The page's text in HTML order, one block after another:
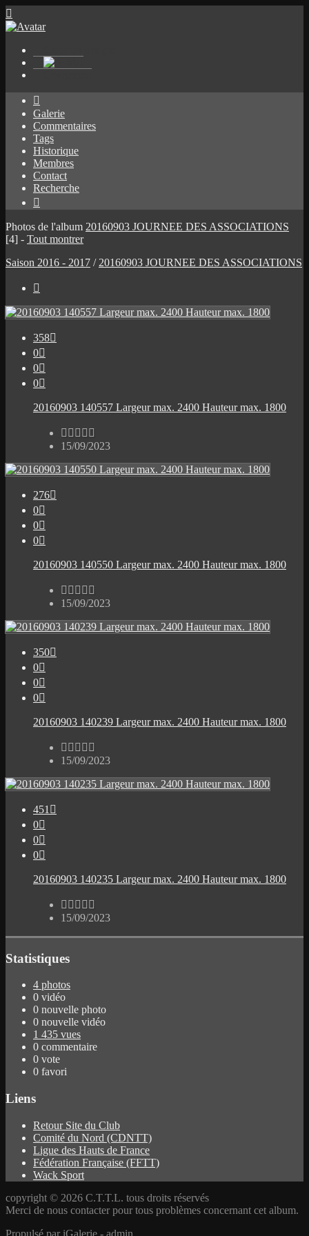


Galerie
Commentaires
Tags
Historique
Membres
Contact
Recherche

Photos de l'album 20160903 JOURNEE DES ASSOCIATIONS
[4] - Tout montrer
Saison 2016 - 2017 / 20160903 JOURNEE DES ASSOCIATIONS

358
0
0
0
20160903 140557 Largeur max. 2400 Hauteur max. 1800
    
15/09/2023
276
0
0
0
20160903 140550 Largeur max. 2400 Hauteur max. 1800
    
15/09/2023
350
0
0
0
20160903 140239 Largeur max. 2400 Hauteur max. 1800
    
15/09/2023
451 
0
0
0
20160903 140235 Largeur max. 2400 Hauteur max. 1800
    
15/09/2023
Statistiques
4 photos
0 vidéo
0 nouvelle photo
0 nouvelle vidéo
1 435 vues
0 commentaire
0 vote
0 favori
Liens
Retour Site du Club
Comité du Nord (CDNTT)
Ligue des Hauts de France
Fédération Française (FFTT)
Wack Sport
copyright © 2026 C.T.T.L. tous droits réservés
Merci de nous contacter pour tous problèmes concernant cet album.
Propulsé par iGalerie - admin